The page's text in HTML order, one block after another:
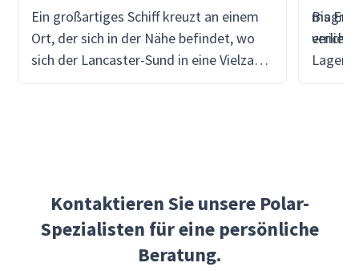
Ein großartiges Schiff kreuzt an einem
Ort, der sich in der Nähe befindet, wo
sich der Lancaster-Sund in eine Vielzahl
von Kanälen aufteilt, was die
Bis
Lager
zurück.
Kontaktieren Sie unsere Polar-
Spezialisten für eine persönliche
Beratung.